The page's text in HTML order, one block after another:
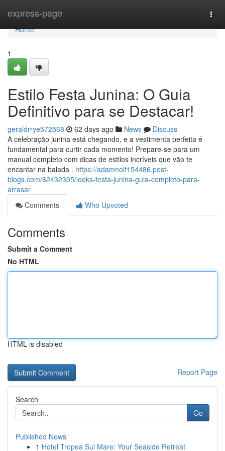
express-page
Home
Home
1
Estilo Festa Junina: O Guia
Definitivo para se Destacar!
geraldrrye572568 62 days ago News
Discuss
A celebração junina está chegando, e a vestimenta perfeita é
fundamental para curtir cada momento! Prepare-se para um
manual completo com dicas de estilos incríveis que vão te
encantar na balada . https://adamnolf154486.post-
blogs.com/62432305/looks-festa-junina-guia-completo-para-
arrasar
Comments
Who Upvoted
Comments
Submit a Comment
No HTML
HTML is disabled
Report Page
Search
Go
Published News
1 Hotel Tropea Sul Mare: Your Seaside Retreat